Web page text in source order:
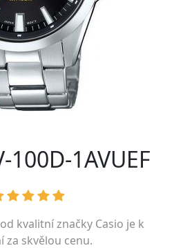
100D-1AVUEF
kvalitní značky Casio je k
za skvělou cenu.